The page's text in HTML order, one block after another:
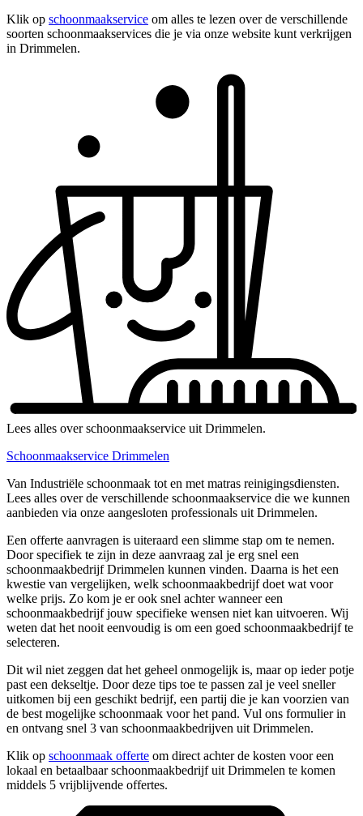
Klik op schoonmaakservice om alles te lezen over de verschillende
soorten schoonmaakservices die je via onze website kunt verkrijgen
in Drimmelen.
Lees alles over schoonmaakservice uit Drimmelen.
Schoonmaakservice Drimmelen
Van Industriële schoonmaak tot en met matras reinigingsdiensten.
Lees alles over de verschillende schoonmaakservice die we kunnen
aanbieden via onze aangesloten professionals uit Drimmelen.
Een offerte aanvragen is uiteraard een slimme stap om te nemen.
Door specifiek te zijn in deze aanvraag zal je erg snel een
schoonmaakbedrijf Drimmelen kunnen vinden. Daarna is het een
kwestie van vergelijken, welk schoonmaakbedrijf doet wat voor
welke prijs. Zo kom je er ook snel achter wanneer een
schoonmaakbedrijf jouw specifieke wensen niet kan uitvoeren. Wij
weten dat het nooit eenvoudig is om een goed schoonmaakbedrijf te
selecteren.
Dit wil niet zeggen dat het geheel onmogelijk is, maar op ieder potje
past een dekseltje. Door deze tips toe te passen zal je veel sneller
uitkomen bij een geschikt bedrijf, een partij die je kan voorzien van
de best mogelijke schoonmaak voor het pand. Vul ons formulier in
en ontvang snel 3 van schoonmaakbedrijven uit Drimmelen.
Klik op schoonmaak offerte om direct achter de kosten voor een
lokaal en betaalbaar schoonmaakbedrijf uit Drimmelen te komen
middels 5 vrijblijvende offertes.